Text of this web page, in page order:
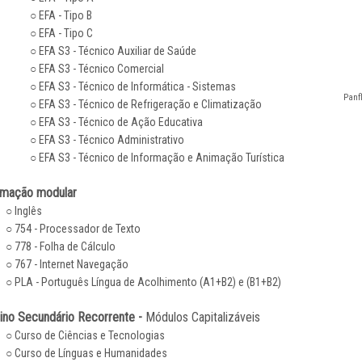
○ EFA - Tipo B
○ EFA - Tipo C
○ EFA S3 - Técnico Auxiliar de Saúde
○ EFA S3 - Técnico Comercial
○ EFA S3 - Técnico de Informática - Sistemas
○ EFA S3 - Técnico de Refrigeração e Climatização
○ EFA S3 - Técnico de Ação Educativa
○ EFA S3 - Técnico Administrativo
○ EFA S3 - Técnico de Informação e Animação Turística
modular
○ Inglês
○ 754 - Processador de Texto
○ 778 - Folha de Cálculo
○ 767 - Internet Navegação
○ PLA - Português Língua de Acolhimento (A1+B2) e (B1+B2)
Secundário Recorrente - Módulos Capitalizáveis
○ Curso de Ciências e Tecnologias
○ Curso de Línguas e Humanidades